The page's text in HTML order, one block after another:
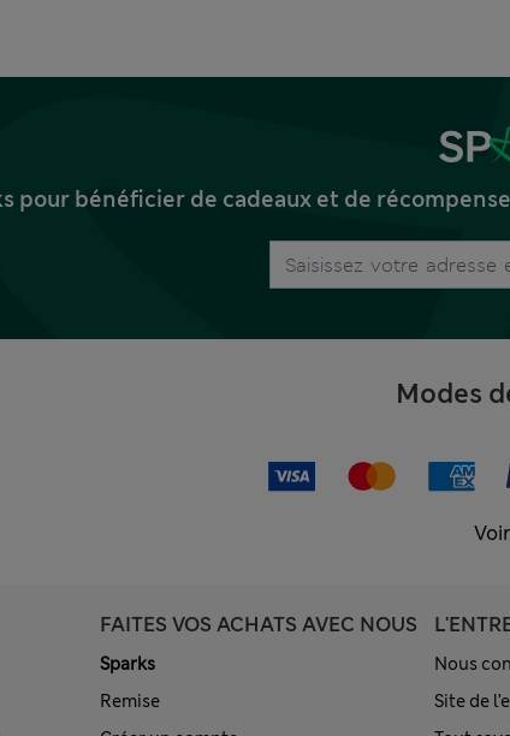
pour bénéficier de cadeaux et de
Modes
FAITES VOS ACHATS AVEC NOUS
Sparks
Remise
Nous
Site de